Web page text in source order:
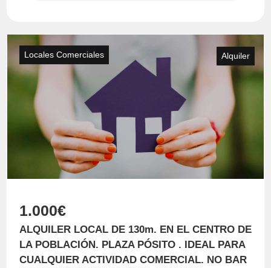
Locales Comerciales Alquiler
1.000€
ALQUILER LOCAL DE 130m. EN EL CENTRO DE
LA POBLACIÓN. PLAZA PÓSITO . IDEAL PARA
CUALQUIER ACTIVIDAD COMERCIAL. NO BAR